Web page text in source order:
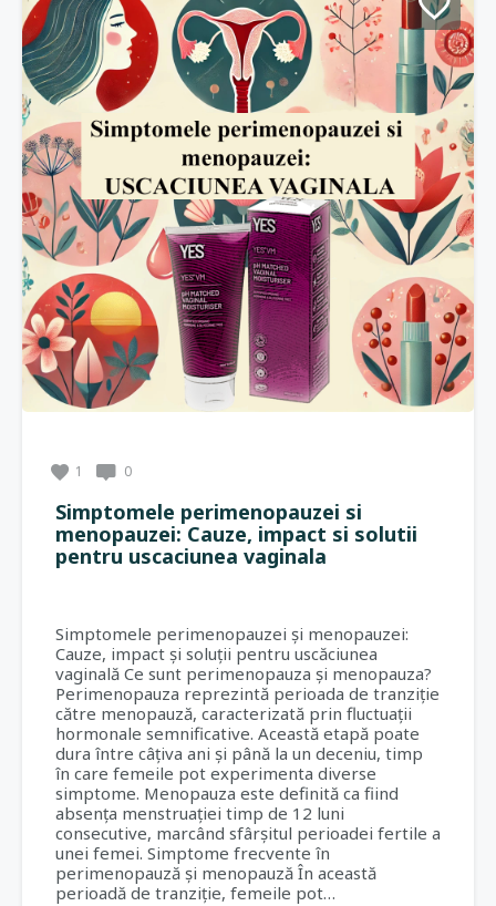
1 0
Simptomele perimenopauzei si
menopauzei: Cauze, impact si solutii
pentru uscaciunea vaginala
Simptomele perimenopauzei și menopauzei:
Cauze, impact și soluții pentru uscăciunea
vaginală Ce sunt perimenopauza și menopauza?
Perimenopauza reprezintă perioada de tranziție
către menopauză, caracterizată prin fluctuații
hormonale semnificative. Această etapă poate
dura între câțiva ani și până la un deceniu, timp
în care femeile pot experimenta diverse
simptome. Menopauza este definită ca fiind
absența menstruației timp de 12 luni
consecutive, marcând sfârșitul perioadei fertile a
unei femei. Simptome frecvente în
perimenopauză și menopauză În această
perioadă de tranziție, femeile pot…